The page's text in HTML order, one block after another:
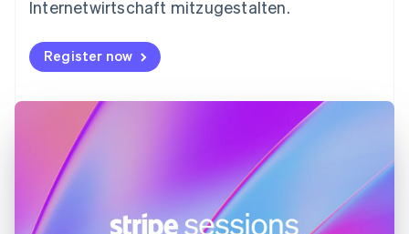
Internetwirtschaft mitzugestalten.
Register now
Gibraltar
Griechenland
English
English
Irland
English
Italien
Italiano
Japan